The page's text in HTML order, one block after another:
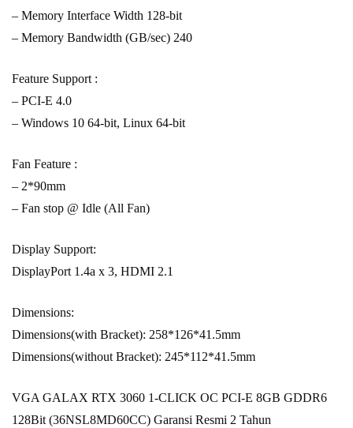
– Memory Interface Width 128-bit
– Memory Bandwidth (GB/sec) 240
Feature Support :
– PCI-E 4.0
– Windows 10 64-bit, Linux 64-bit
Fan Feature :
– 2*90mm
– Fan stop @ Idle (All Fan)
Display Support:
DisplayPort 1.4a x 3, HDMI 2.1
Dimensions:
Dimensions(with Bracket): 258*126*41.5mm
Dimensions(without Bracket): 245*112*41.5mm
VGA GALAX RTX 3060 1-CLICK OC PCI-E 8GB GDDR6
128Bit (36NSL8MD60CC) Garansi Resmi 2 Tahun